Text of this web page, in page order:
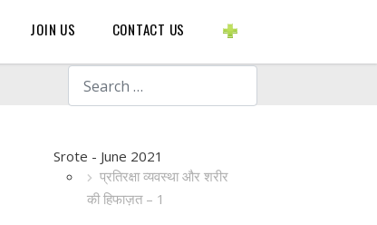
Search
JOIN US CONTACT US
Srote - June 2021
प्रतिरक्षा व्यवस्था और शरीर
की हिफाज़त – 1